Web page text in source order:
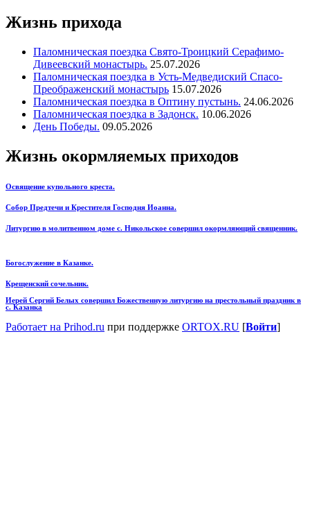
Жизнь прихода
Паломническая поездка Свято-Троицкий Серафимо-
Дивеевский монастырь. 25.07.2026
Паломническая поездка в Усть-Медведиский Спасо-
Преображенский монастырь 15.07.2026
Паломническая поездка в Оптину пустынь. 24.06.2026
Паломническая поездка в Задонск. 10.06.2026
День Победы. 09.05.2026
Жизнь окормляемых приходов
Освящение купольного креста.
Собор Предтечи и Крестителя Господня Иоанна.
Литургию в молитвенном доме с. Никольское совершил окормляющий священник.
Богослужение в Казанке.
Крещенский сочельник.
Иерей Сергий Белых совершил Божественную литургию на престольный праздник в
с. Казанка
Работает на Prihod.ru при поддержке ORTOX.RU [Войти]